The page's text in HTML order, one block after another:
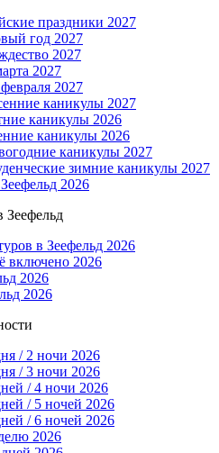
праздники 2027
год 2027
2027
2027
2027
каникулы 2027
каникулы 2026
каникулы 2026
каникулы 2027
зимние каникулы 2027
2026
Зеефельд
в Зеефельд 2026
включено 2026
2026
2026
/ 2 ночи 2026
/ 3 ночи 2026
/ 4 ночи 2026
/ 5 ночей 2026
/ 6 ночей 2026
2026